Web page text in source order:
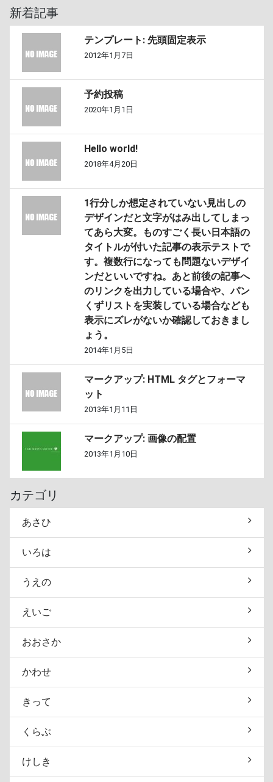
新着記事
テンプレート: 先頭固定表示
2012年1月7日
予約投稿
2020年1月1日
Hello world!
2018年4月20日
1行分しか想定されていない見出しの
デザインだと文字がはみ出してしまっ
てあら大変。ものすごく長い日本語の
タイトルが付いた記事の表示テストで
す。複数行になっても問題ないデザイ
ンだといいですね。あと前後の記事へ
のリンクを出力している場合や、パン
くずリストを実装している場合なども
表示にズレがないか確認しておきまし
ょう。
2014年1月5日
マークアップ: HTML タグとフォーマ
ット
2013年1月11日
マークアップ: 画像の配置
2013年1月10日
カテゴリ
あさひ
いろは
うえの
えいご
おおさか
かわせ
きって
くらぶ
けしき